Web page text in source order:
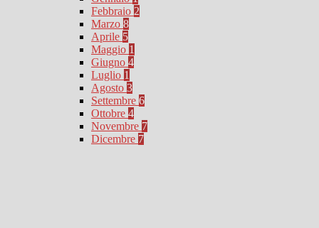
Febbraio 2
Marzo 8
Aprile 5
Maggio 1
Giugno 4
Luglio 1
Agosto 3
Settembre 6
Ottobre 4
Novembre 7
Dicembre 7